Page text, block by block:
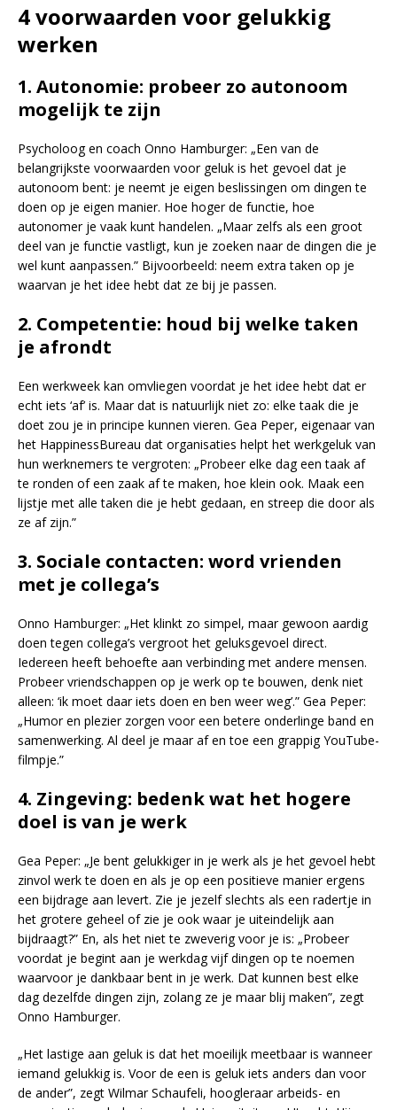
4 voorwaarden voor gelukkig
werken
1. Autonomie: probeer zo autonoom
mogelijk te zijn
Psycholoog en coach Onno Hamburger: „Een van de
belangrijkste voorwaarden voor geluk is het gevoel dat je
autonoom bent: je neemt je eigen beslissingen om dingen te
doen op je eigen manier. Hoe hoger de functie, hoe
autonomer je vaak kunt handelen. „Maar zelfs als een groot
deel van je functie vastligt, kun je zoeken naar de dingen die je
wel kunt aanpassen.” Bijvoorbeeld: neem extra taken op je
waarvan je het idee hebt dat ze bij je passen.
2. Competentie: houd bij welke taken
je afrondt
Een werkweek kan omvliegen voordat je het idee hebt dat er
echt iets ‘af’ is. Maar dat is natuurlijk niet zo: elke taak die je
doet zou je in principe kunnen vieren. Gea Peper, eigenaar van
het HappinessBureau dat organisaties helpt het werkgeluk van
hun werknemers te vergroten: „Probeer elke dag een taak af
te ronden of een zaak af te maken, hoe klein ook. Maak een
lijstje met alle taken die je hebt gedaan, en streep die door als
ze af zijn.”
3. Sociale contacten: word vrienden
met je collega’s
Onno Hamburger: „Het klinkt zo simpel, maar gewoon aardig
doen tegen collega’s vergroot het geluksgevoel direct.
Iedereen heeft behoefte aan verbinding met andere mensen.
Probeer vriendschappen op je werk op te bouwen, denk niet
alleen: ‘ik moet daar iets doen en ben weer weg’.” Gea Peper:
„Humor en plezier zorgen voor een betere onderlinge band en
samenwerking. Al deel je maar af en toe een grappig YouTube-
filmpje.”
4. Zingeving: bedenk wat het hogere
doel is van je werk
Gea Peper: „Je bent gelukkiger in je werk als je het gevoel hebt
zinvol werk te doen en als je op een positieve manier ergens
een bijdrage aan levert. Zie je jezelf slechts als een radertje in
het grotere geheel of zie je ook waar je uiteindelijk aan
bijdraagt?” En, als het niet te zweverig voor je is: „Probeer
voordat je begint aan je werkdag vijf dingen op te noemen
waarvoor je dankbaar bent in je werk. Dat kunnen best elke
dag dezelfde dingen zijn, zolang ze je maar blij maken”, zegt
Onno Hamburger.
„Het lastige aan geluk is dat het moeilijk meetbaar is wanneer
iemand gelukkig is. Voor de een is geluk iets anders dan voor
de ander”, zegt Wilmar Schaufeli, hoogleraar arbeids- en